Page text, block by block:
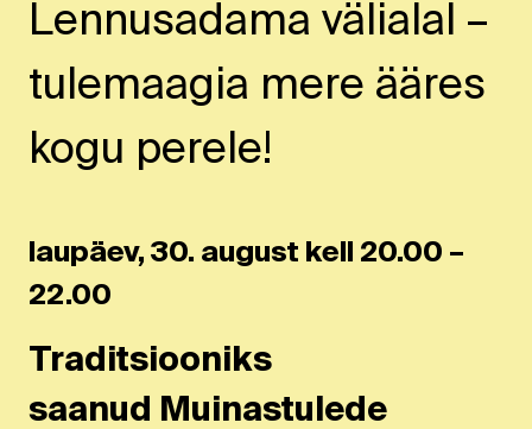
Lennusadama välialal –
tulemaagia mere ääres
kogu perele!
laupäev, 30. august kell 20.00 –
22.00
Traditsiooniks
saanud Muinastulede